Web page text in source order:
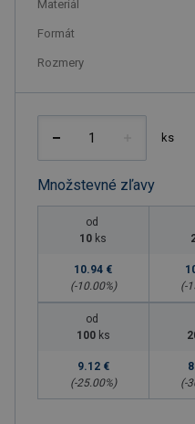
Materiál
Formát
Rozmery
ks
Množstevné zľavy
od
10 ks
10.94 €
(-10.00%)
(-
od
100 ks
9.12 €
(-25.00%)
(-